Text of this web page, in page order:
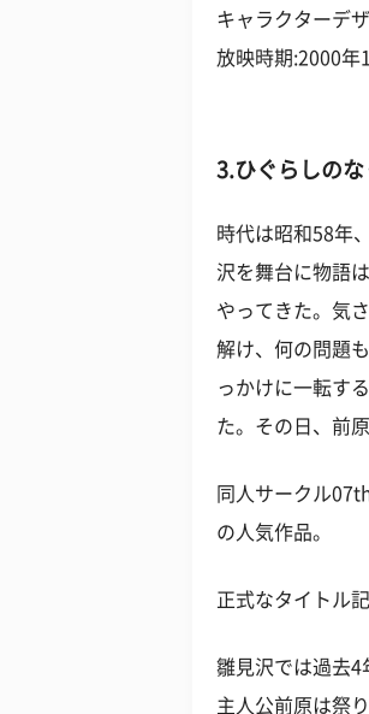
キャラクターデ
放映時期:2000年
3.ひぐらしのな
時代は昭和58年
沢を舞台に物語
やってきた。気
解け、何の問題
っかけに一転す
た。その日、前
同人サークル
の人気作品。
正式なタイトル
雛見沢では過去4
主人公前原は祭